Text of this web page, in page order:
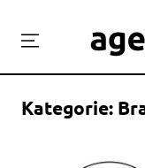
Kategorie: